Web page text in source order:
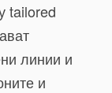
tailored
линии и
и